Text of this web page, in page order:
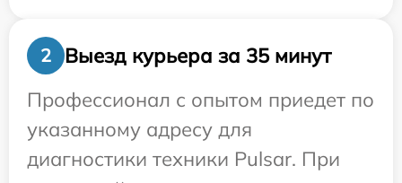
2
Выезд курьера за 35 минут
Профессионал с опытом приедет по
указанному адресу для
диагностики техники Pulsar. При